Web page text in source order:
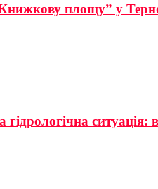
площу” у
гідрологічна